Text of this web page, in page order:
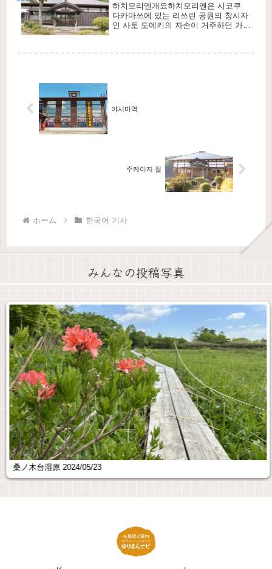
하치모리엔개요하치모리엔은 시코쿠
다카마쓰에 있는 리쓰린 공원의 창시자
인 사토 도에키의 자손이 거주하던 가옥
야시마역
주케이지 절
ホーム 한국어 기사
みんなの投稿写真
桑ノ木台湿原 2024/05/23